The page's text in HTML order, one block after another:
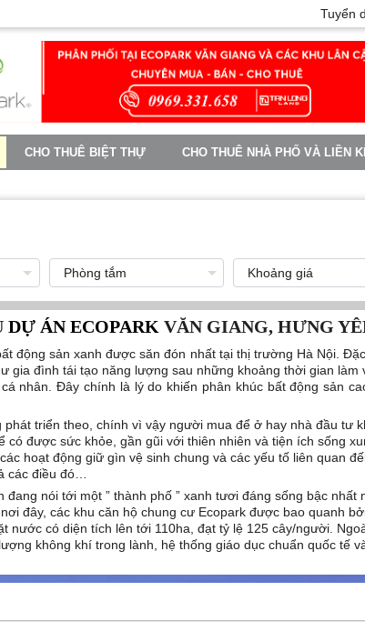
Tuyển
CHO THUÊ BIỆT THỰ CHO THUÊ NHÀ PHỐ VÀ LIỀN
DỰ ÁN ECOPARK VĂN GIANG, HƯNG
động sản xanh được săn đón nhất tại thị trường Hà Nội.
gia đình tái tạo năng lượng sau những khoảng thời gian làm
nhân. Đây chính là lý do khiến phân khúc bất động sản
triển theo, chính vì vậy người mua để ở hay nhà đầu tư
được sức khỏe, gần gũi với thiên nhiên và tiện ích sống
hoạt động giữ gìn vệ sinh chung và các yếu tố liên quan
các điều đó…
nói tới một ” thành phố ” xanh tươi đáng sống bậc nhất
đây, các khu căn hộ chung cư Ecopark được bao quanh
nước có diện tích lên tới 110ha, đạt tỷ lệ 125 cây/người.
không khí trong lành, hệ thống giáo dục chuẩn quốc tế